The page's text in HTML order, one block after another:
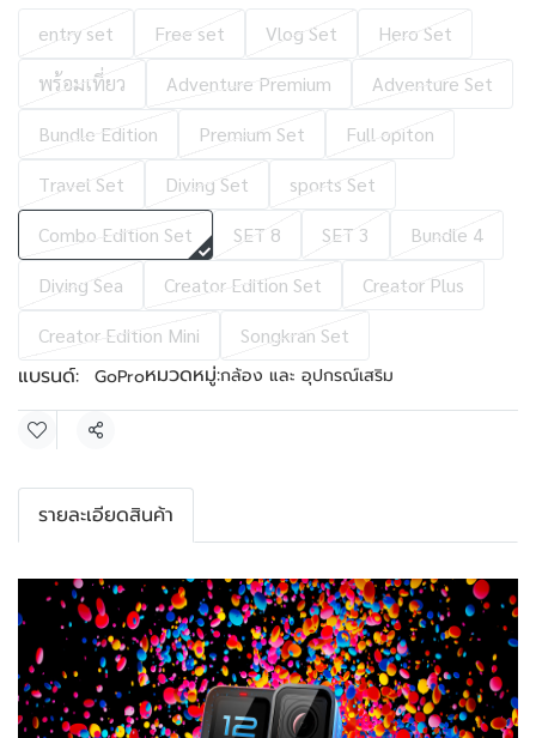
entry set Free set Vlog Set
Hero Set
พร้อมเที่ยว
Adventure Premium
Adventure Set
Bundle Edition
Premium Set
Full opiton
Travel Set
Diving Set
sports Set
Combo Edition Set
SET 8 SET 3
Bundle 4
Diving Sea
Creator Edition Set
Creator Plus
Creator Edition Mini
Songkran Set
แบรนด์: GoProหมวดหมู่:กล้อง และ อุปกรณ์เสริม
แชร์
รายละเอียดสินค้า